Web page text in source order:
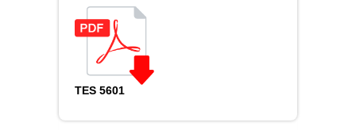
LAN Kablometre
TES 5601